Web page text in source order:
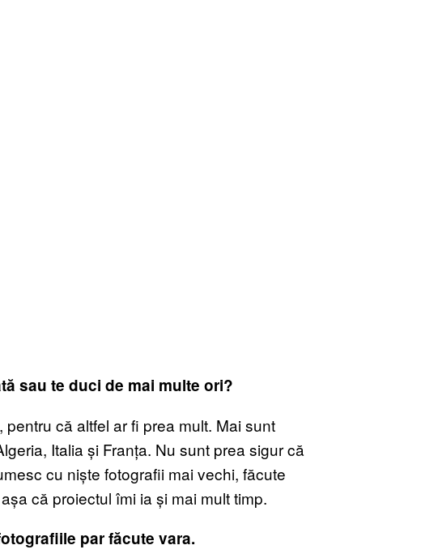
sau te duci de mai multe ori?
că altfel ar fi prea mult. Mai sunt
Italia și Franța. Nu sunt prea sigur că
cu niște fotografii mai vechi, făcute
că proiectul îmi ia și mai mult timp.
par făcute vara.